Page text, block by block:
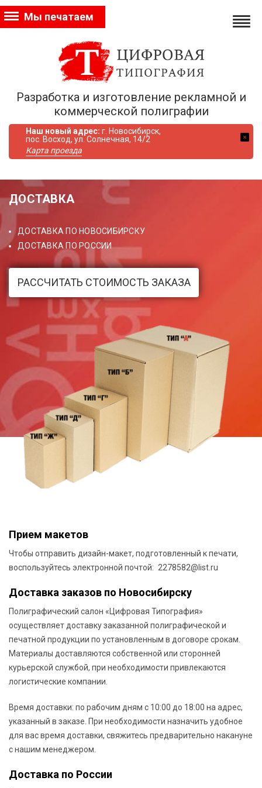
Разработка и изготовление рекламной и
коммерческой полиграфии
Наш новый адрес: г. Новосибирск,
пос. Восход, ул. Солнечная, 14/2
Карта проезда
ДОСТАВКА
ДОСТАВКА ПО НОВОСИБИРСКУ
ДОСТАВКА ПО РОССИИ
РАССЧИТАТЬ СТОИМОСТЬ ЗАКАЗА
Мы печатаем
Прием макетов
Чтобы отправить дизайн-макет, подготовленный к печати,
воспользуйтесь электронной почтой: 2278582@list.ru
Доставка заказов по Новосибирску
Полиграфический салон «Цифровая Типография»
осуществляет доставку заказанной полиграфической и
печатной продукции по установленным в договоре срокам.
Материалы доставляются собственной или сторонней
курьерской службой, при необходимости привлекаются
логистические компании.
Время доставки: по рабочим дням с 10:00 до 18:00 на адрес,
указанный в заказе. При необходимости назначить удобное
для вас время доставки, свяжитесь предварительно накануне
с нашим менеджером.
Доставка по России